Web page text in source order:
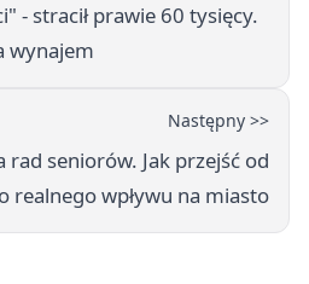
- stracił prawie 60 tysięcy.
wynajem
Następny >>
rad seniorów. Jak przejść od
realnego wpływu na miasto